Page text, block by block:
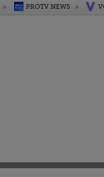
PROTV NEWS